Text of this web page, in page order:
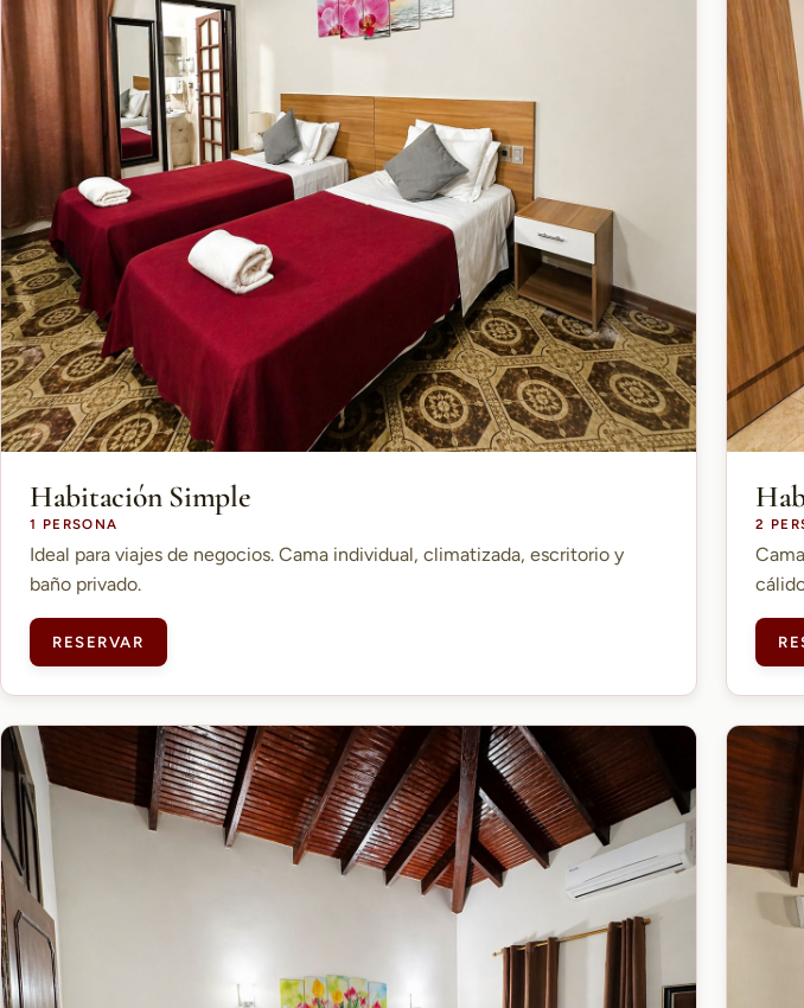
Habitación Simple
1 PERSONA
Ideal para viajes de negocios. Cama individual, climatizada, escritorio y
baño privado.
RESERVAR
2